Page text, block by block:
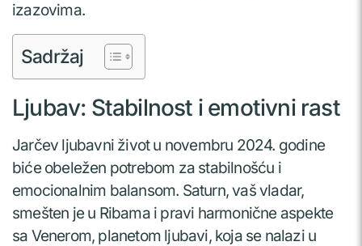
izazovima.
Sadržaj
Ljubav: Stabilnost i emotivni rast
Jarčev ljubavni život u novembru 2024. godine
biće obeležen potrebom za stabilnošću i
emocionalnim balansom. Saturn, vaš vladar,
smešten je u Ribama i pravi harmonične aspekte
sa Venerom, planetom ljubavi, koja se nalazi u